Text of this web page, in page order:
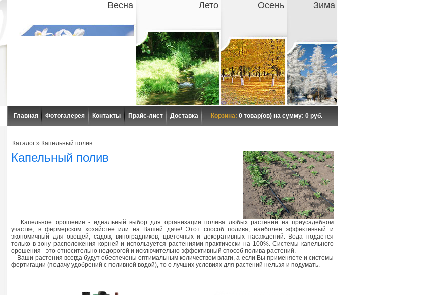
Весна Лето Осень Зима
Главная Фотогалерея Контакты Прайс-лист Доставка Корзина: 0 товар(ов) на сумму: 0 руб.
Каталог » Капельный полив
Капельный полив
Капельное орошение - идеальный выбор для организации полива любых растений на приусадебном
участке, в фермерском хозяйстве или на Вашей даче! Этот способ полива, наиболее эффективный и
экономичный для овощей, садов, виноградников, цветочных и декоративных насаждений. Вода подается
только в зону расположения корней и используется растениями практически на 100%. Системы капельного
орошения - это относительно недорогой и исключительно эффективный способ полива растений.
Ваши растения всегда будут обеспечены оптимальным количеством влаги, а если Вы применяете и системы
фертигации (подачу удобрений с поливной водой), то о лучших условиях для растений нельзя и подумать.